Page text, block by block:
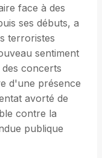
face à des
ses débuts, a
terroristes
sentiment
concerts
d'une présence
avorté de
contre la
publique